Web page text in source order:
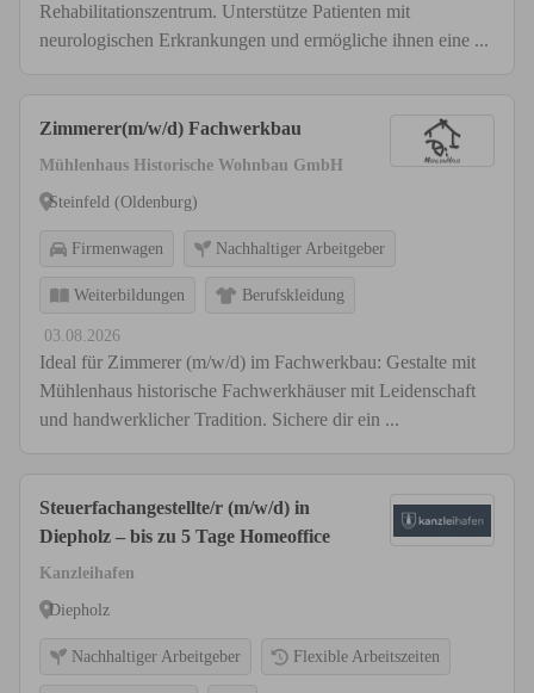
Rehabilitationszentrum. Unterstütze Patienten mit
neurologischen Erkrankungen und ermögliche ihnen eine ...
Zimmerer(m/w/d) Fachwerkbau
Mühlenhaus Historische Wohnbau GmbH
Steinfeld (Oldenburg)
Firmenwagen Nachhaltiger Arbeitgeber
Weiterbildungen Berufskleidung
03.08.2026
Ideal für Zimmerer (m/w/d) im Fachwerkbau: Gestalte mit
Mühlenhaus historische Fachwerkhäuser mit Leidenschaft
und handwerklicher Tradition. Sichere dir ein ...
Steuerfachangestellte/r (m/w/d) in
Diepholz – bis zu 5 Tage Homeoffice
Kanzleihafen
Diepholz
Nachhaltiger Arbeitgeber Flexible Arbeitszeiten